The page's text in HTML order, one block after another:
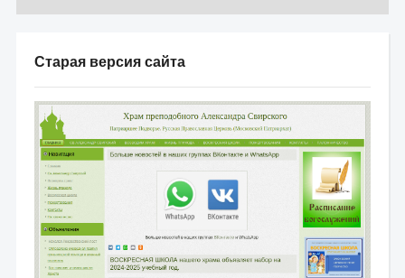
Старая версия сайта